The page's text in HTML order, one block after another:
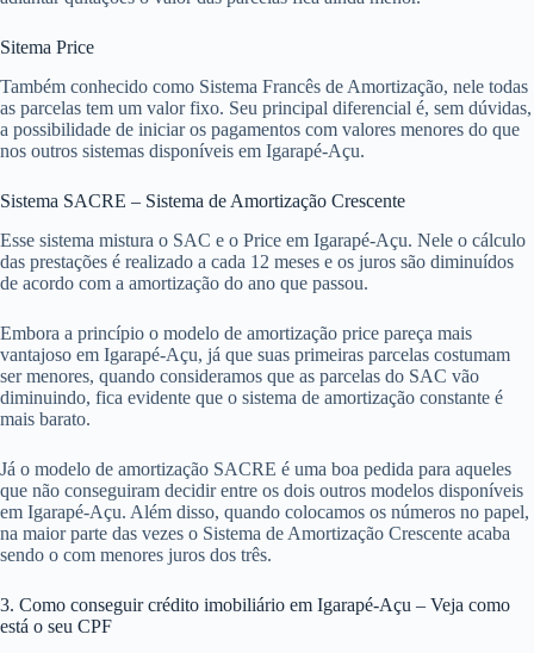
Sitema Price
Também conhecido como Sistema Francês de Amortização, nele todas
as parcelas tem um valor fixo. Seu principal diferencial é, sem dúvidas,
a possibilidade de iniciar os pagamentos com valores menores do que
nos outros sistemas disponíveis em Igarapé-Açu.
Sistema SACRE – Sistema de Amortização Crescente
Esse sistema mistura o SAC e o Price em Igarapé-Açu. Nele o cálculo
das prestações é realizado a cada 12 meses e os juros são diminuídos
de acordo com a amortização do ano que passou.
Embora a princípio o modelo de amortização price pareça mais
vantajoso em Igarapé-Açu, já que suas primeiras parcelas costumam
ser menores, quando consideramos que as parcelas do SAC vão
diminuindo, fica evidente que o sistema de amortização constante é
mais barato.
Já o modelo de amortização SACRE é uma boa pedida para aqueles
que não conseguiram decidir entre os dois outros modelos disponíveis
em Igarapé-Açu. Além disso, quando colocamos os números no papel,
na maior parte das vezes o Sistema de Amortização Crescente acaba
sendo o com menores juros dos três.
3. Como conseguir crédito imobiliário em Igarapé-Açu – Veja como
está o seu CPF